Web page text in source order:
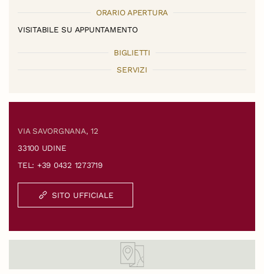
ORARIO APERTURA
VISITABILE SU APPUNTAMENTO
BIGLIETTI
SERVIZI
VIA SAVORGNANA, 12
33100 UDINE
TEL: +39 0432 1273719
SITO UFFICIALE